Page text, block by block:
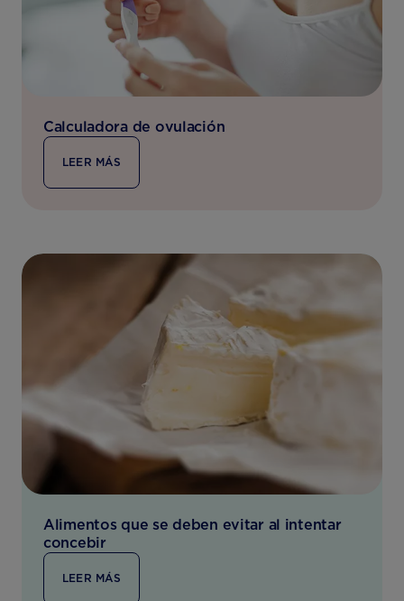
Calculadora de ovulación
LEER MÁS
Alimentos que se deben evitar al intentar
concebir
LEER MÁS